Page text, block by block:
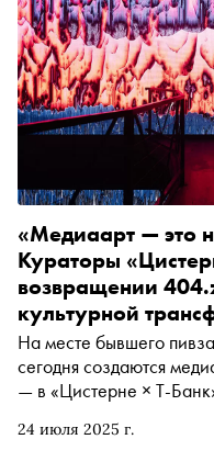
24 июля 2025 г.
«Медиаарт — это
Кураторы
возвращении
культурной
На месте бывшего
сегодня создаются
— в «Цистерне × Т-
Museum». Её авторы —